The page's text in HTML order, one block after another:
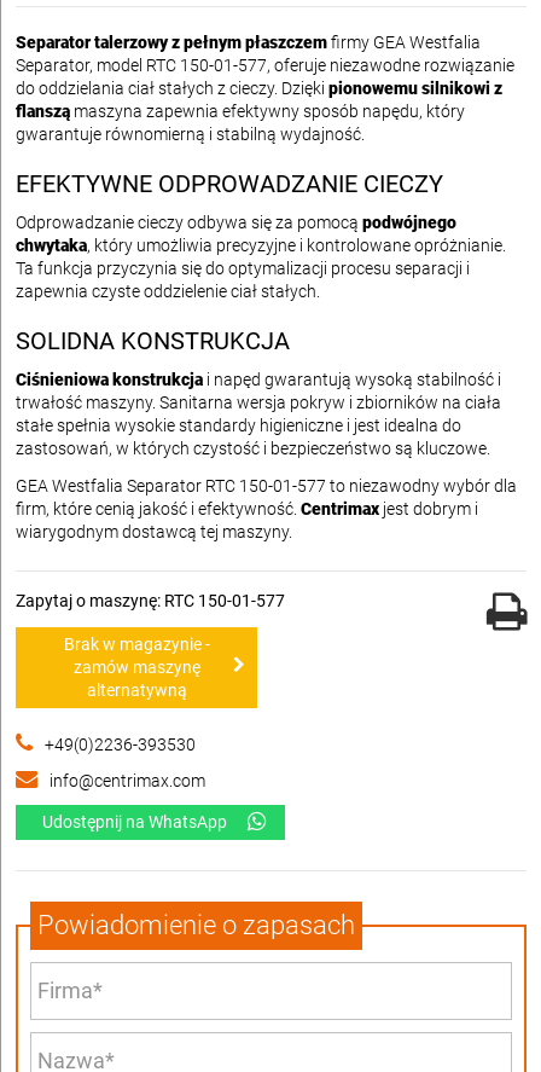
Separator talerzowy z pełnym płaszczemfirmy GEA Westfalia
Separator, model RTC 150-01-577, oferuje niezawodne rozwiązanie
do oddzielania ciał stałych z cieczy. Dzięki pionowemu silnikowi z
flanszą maszyna zapewnia efektywny sposób napędu, który
gwarantuje równomierną i stabilną wydajność.
EFEKTYWNE ODPROWADZANIE CIECZY
Odprowadzanie cieczy odbywa się za pomocą podwójnego
chwytaka, który umożliwia precyzyjne i kontrolowane opróżnianie.
Ta funkcja przyczynia się do optymalizacji procesu separacji i
zapewnia czyste oddzielenie ciał stałych.
SOLIDNA KONSTRUKCJA
Ciśnieniowa konstrukcja i napęd gwarantują wysoką stabilność i
trwałość maszyny. Sanitarna wersja pokryw i zbiorników na ciała
stałe spełnia wysokie standardy higieniczne i jest idealna do
zastosowań, w których czystość i bezpieczeństwo są kluczowe.
GEA Westfalia Separator RTC 150-01-577 to niezawodny wybór dla
firm, które cenią jakość i efektywność. Centrimax jest dobrym i
wiarygodnym dostawcą tej maszyny.
Zapytaj o maszynę: RTC 150-01-577
Brak w magazynie -
zamów maszynę
alternatywną
+49(0)2236-393530
info@centrimax.com
Udostępnij na WhatsApp
Powiadomienie o zapasach